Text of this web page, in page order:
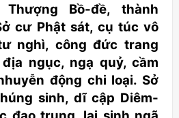
Bồ-đề, thành
cư Phật sát, cụ túc vô
nghì, công đức trang
ngục, ngạ quỷ, cầm
động chi loại. Sở
sinh, dĩ cập Diêm-